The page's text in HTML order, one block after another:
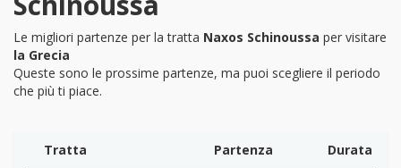
Le migliori partenze per la tratta Naxos Schinoussa per visitare
la Grecia
Queste sono le prossime partenze, ma puoi scegliere il periodo
che più ti piace.
Tratta Partenza
Durata